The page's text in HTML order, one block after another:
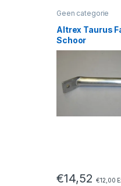
Geen categorie
Altrex Taurus
Schoor
€14,52 €12,00